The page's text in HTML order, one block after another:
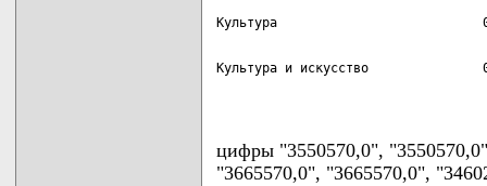
Культура и искусство
цифры "3550570,0",
"3665570,0", "3665570,0",